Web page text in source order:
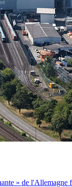
» de l'Allemagne